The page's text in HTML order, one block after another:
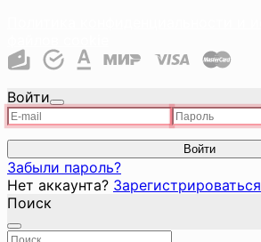
Войти
Войти
Забыли пароль?
Нет аккаунта? Зарегистрироваться
Поиск